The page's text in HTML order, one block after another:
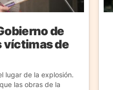
de
víctimas de
lugar de la explosión.
las obras de la